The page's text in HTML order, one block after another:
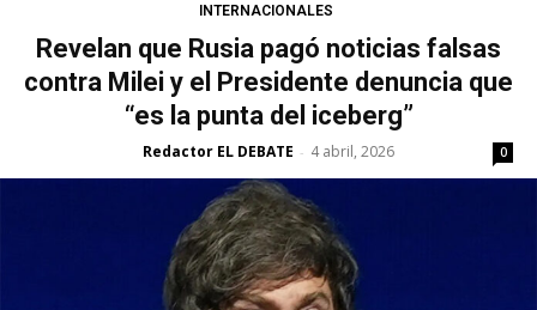
INTERNACIONALES
Revelan que Rusia pagó noticias falsas
contra Milei y el Presidente denuncia que
“es la punta del iceberg”
Redactor EL DEBATE - 4 abril, 2026 0